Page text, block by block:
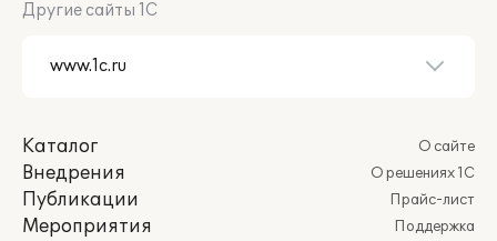
Другие сайты 1С
Каталог
Внедрения
Публикации
Мероприятия
О сайте
О решениях 1С
Прайс-лист
Поддержка